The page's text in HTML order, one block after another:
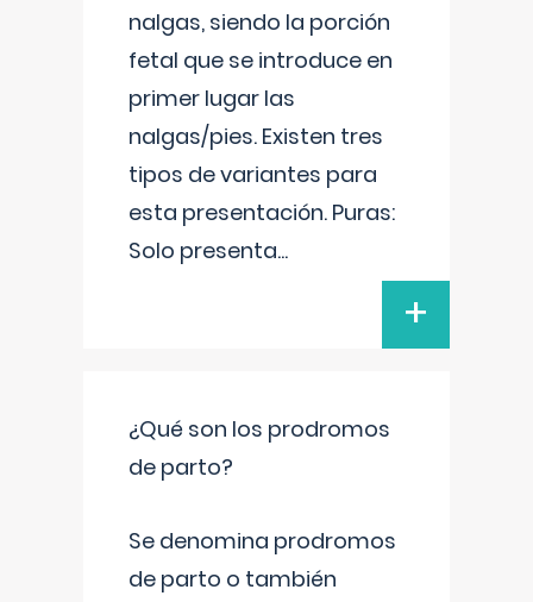
nalgas, siendo la porción
fetal que se introduce en
primer lugar las
nalgas/pies. Existen tres
tipos de variantes para
esta presentación. Puras:
Solo presenta...
+
¿Qué son los prodromos
de parto?
Se denomina prodromos
de parto o también